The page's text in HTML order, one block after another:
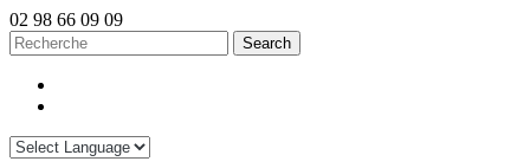
02 98 66 09 09